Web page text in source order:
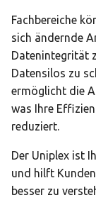
Fachbereiche
sich ändernde
Datenintegrität
Datensilos zu
ermöglicht die
was Ihre
reduziert.
Der Uniplex ist
und hilft
besser zu